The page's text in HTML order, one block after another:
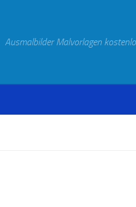
Ausmalbilder Malvorlagen